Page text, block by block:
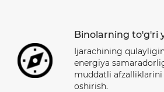
Binolarning to'g'ri
Ijarachining
energiya
muddatli
oshirish.